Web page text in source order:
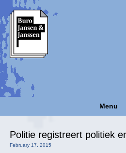
Menu
Politie registreert politiek
February 17, 2015